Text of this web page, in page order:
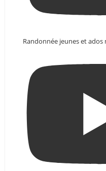
Randonnée jeunes et ados